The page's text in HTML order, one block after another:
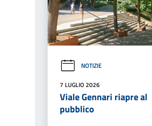
NOTIZIE
7 LUGLIO 2026
Viale Gennari riapre al
pubblico